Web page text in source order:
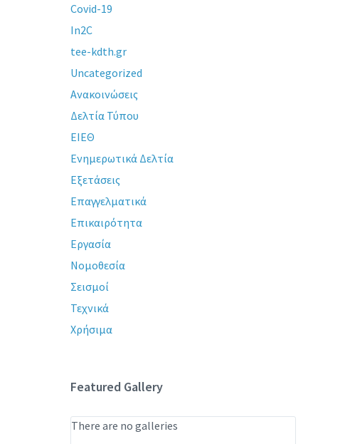
Covid-19
In2C
tee-kdth.gr
Uncategorized
Ανακοινώσεις
Δελτία Τύπου
ΕΙΕΘ
Ενημερωτικά Δελτία
Εξετάσεις
Επαγγελματικά
Επικαιρότητα
Εργασία
Νομοθεσία
Σεισμοί
Τεχνικά
Χρήσιμα
Featured Gallery
There are no galleries